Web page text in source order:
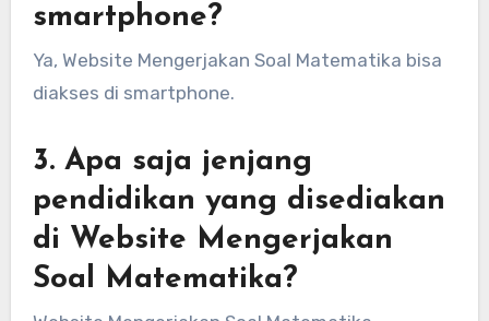
smartphone?
Ya, Website Mengerjakan Soal Matematika bisa
diakses di smartphone.
3. Apa saja jenjang
pendidikan yang disediakan
di Website Mengerjakan
Soal Matematika?